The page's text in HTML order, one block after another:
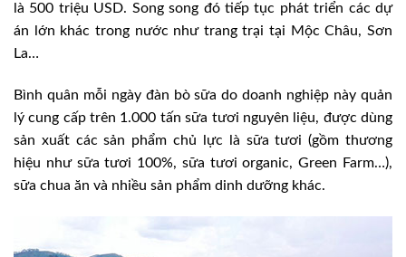
là 500 triệu USD. Song song đó tiếp tục phát triển các dự
án lớn khác trong nước như trang trại tại Mộc Châu, Sơn
La…
Bình quân mỗi ngày đàn bò sữa do doanh nghiệp này quản
lý cung cấp trên 1.000 tấn sữa tươi nguyên liệu, được dùng
sản xuất các sản phẩm chủ lực là sữa tươi (gồm thương
hiệu như sữa tươi 100%, sữa tươi organic, Green Farm…),
sữa chua ăn và nhiều sản phẩm dinh dưỡng khác.